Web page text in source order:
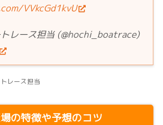
VVkcGd1kvU
レース担当 (@hochi_boatrace)
レース担当
の特徴や予想のコツ